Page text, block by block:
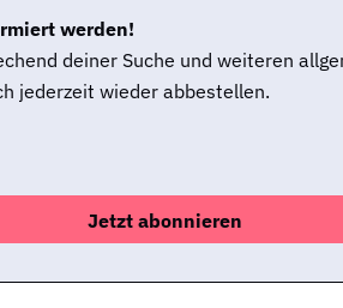
werden!
deiner Suche und weiteren
jederzeit wieder abbestellen.